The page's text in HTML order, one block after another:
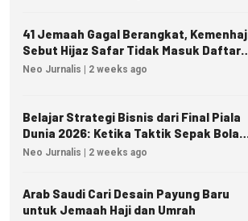
41 Jemaah Gagal Berangkat, Kemenhaj
Sebut Hijaz Safar Tidak Masuk Daftar
Resmi PPIU
Neo Jurnalis | 2 weeks ago
Belajar Strategi Bisnis dari Final Piala
Dunia 2026: Ketika Taktik Sepak Bola
Menjadi Inspirasi Kesuksesan Bisnis
Neo Jurnalis | 2 weeks ago
Arab Saudi Cari Desain Payung Baru
untuk Jemaah Haji dan Umrah